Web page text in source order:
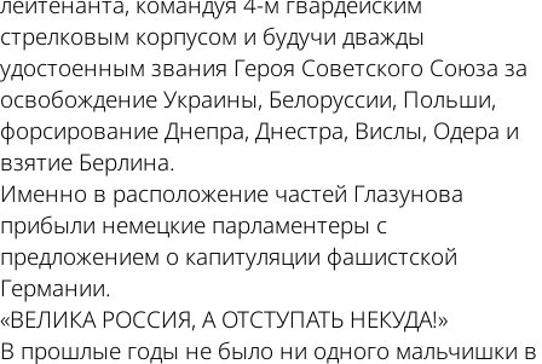
стрелковым корпусом и будучи дважды
удостоенным звания Героя Советского Союза за
освобождение Украины, Белоруссии, Польши,
форсирование Днепра, Днестра, Вислы, Одера и
взятие Берлина.
Именно в расположение частей Глазунова
прибыли немецкие парламентеры с
предложением о капитуляции фашистской
Германии.
«ВЕЛИКА РОССИЯ, А ОТСТУПАТЬ НЕКУДА!»
В прошлые годы не было ни одного мальчишки в